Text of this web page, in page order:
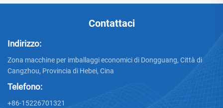
Contattaci
Indirizzo:
Zona macchine per imballaggi economici di Dongguang, Città di
Cangzhou, Provincia di Hebei, Cina
Telefono:
+86-15226701321